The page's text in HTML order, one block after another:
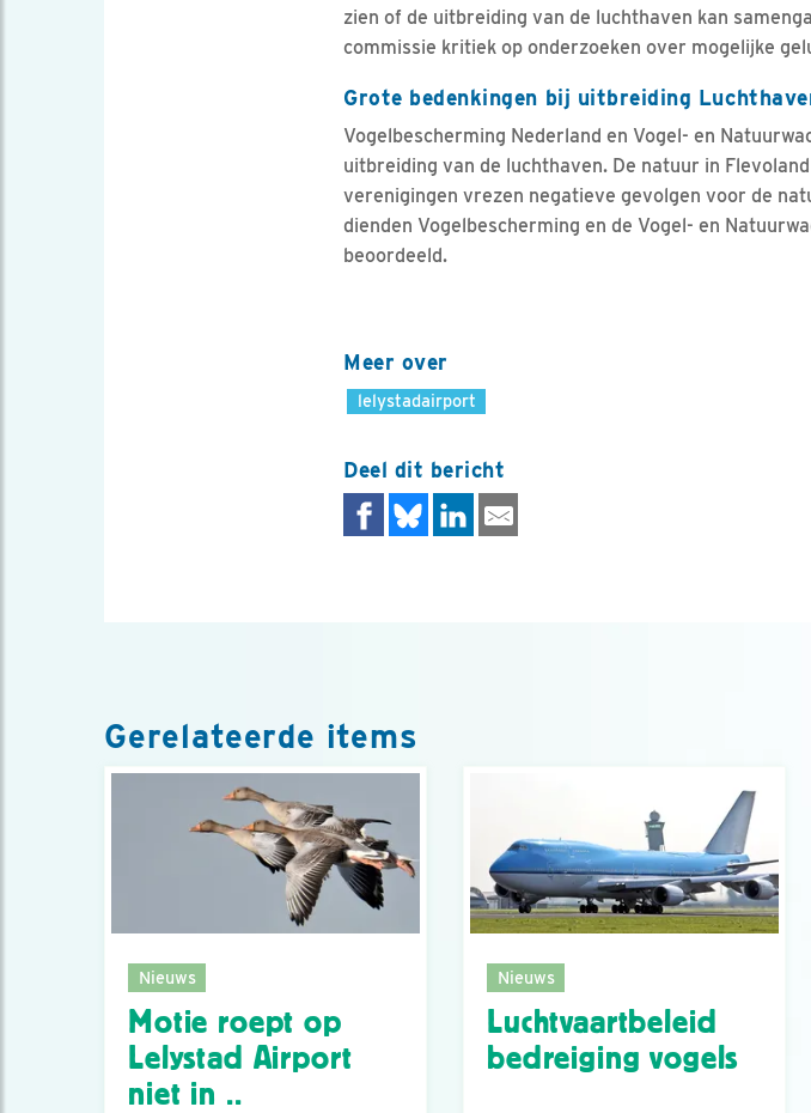
zien of de uitbreiding van de luchthaven kan
commissie kritiek op onderzoeken over mogelijke
Grote bedenkingen bij uitbreiding
Vogelbescherming Nederland en Vogel- en
uitbreiding van de luchthaven. De natuur in
verenigingen vrezen negatieve gevolgen voor de
dienden Vogelbescherming en de Vogel- en
beoordeeld.
Meer over
lelystadairport
Deel dit bericht
Gerelateerde items
Nieuws
Motie roept op
Lelystad Airport
niet in ..
Nieuws
Luchtvaartbeleid
bedreiging vogels